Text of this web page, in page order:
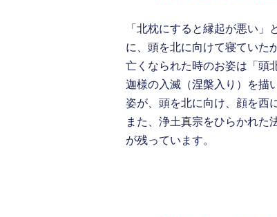
「北枕にすると縁起が悪い
に、頭を北に向けて寝ていた
亡くなられた時のお姿は「頭
迦様の入滅（涅槃入り）を描
姿が、頭を北に向け、顔を西
また、浄土真宗をひらかれた
が残っています。